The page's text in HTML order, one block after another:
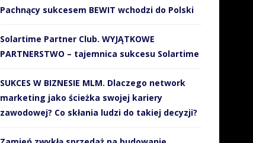
Pachnący sukcesem BEWIT wchodzi do Polski
Solartime Partner Club. WYJĄTKOWE
PARTNERSTWO – tajemnica sukcesu Solartime
SUKCES W BIZNESIE MLM. Dlaczego network
marketing jako ścieżka swojej kariery
zawodowej? Co skłania ludzi do takiej decyzji?